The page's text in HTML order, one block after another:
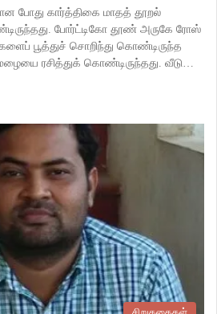
போது கார்த்திகை மாதத் தூறல்
போர்ட்டிகோ தூண் அருகே ரோஸ்
பூத்துச் சொறிந்து கொண்டிருந்த
ரசித்துக் கொண்டிருந்தது. வீடு…